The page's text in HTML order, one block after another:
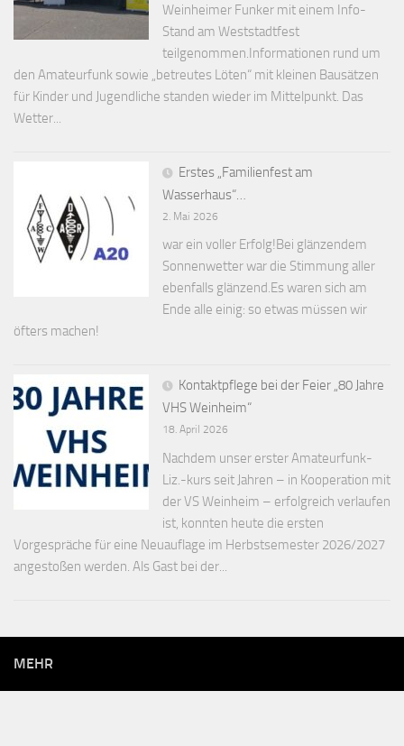
Weinheimer Funker mit einem Info-
Stand am Weststadtfest
teilgenommen.Informationen rund um
den Amateurfunk sowie „betreutes Löten“ mit kleinen Bausätzen
für Kinder und Jugendliche standen wieder im Mittelpunkt. Das
Wetter...
Erstes „Familienfest am
Wasserhaus“…
2. Mai 2026
war ein voller Erfolg!Bei glänzendem
Sonnenwetter war die Stimmung aller
ebenfalls glänzend.Es waren sich am
Ende alle einig: so etwas müssen wir
öfters machen!
Kontaktpflege bei der Feier „80 Jahre
VHS Weinheim“
18. April 2026
Nachdem unser erster Amateurfunk-
Liz.-kurs seit Jahren – in Kooperation mit
der VS Weinheim – erfolgreich verlaufen
ist, konnten heute die ersten
Vorgespräche für eine Neuauflage im Herbstsemester 2026/2027
angestoßen werden. Als Gast bei der...
MEHR